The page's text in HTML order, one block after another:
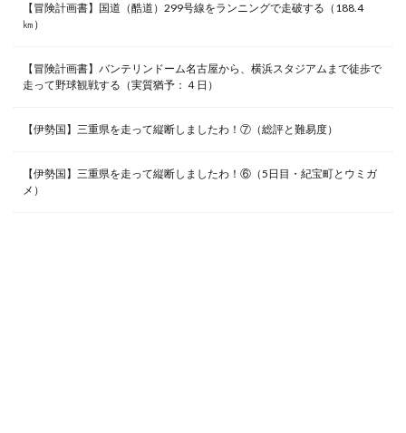
【冒険計画書】国道（酷道）299号線をランニングで走破する（188.4
㎞）
【冒険計画書】バンテリンドーム名古屋から、横浜スタジアムまで徒歩で
走って野球観戦する（実質猶予：４日）
【伊勢国】三重県を走って縦断しましたわ！⑦（総評と難易度）
【伊勢国】三重県を走って縦断しましたわ！⑥（5日目・紀宝町とウミガ
メ）